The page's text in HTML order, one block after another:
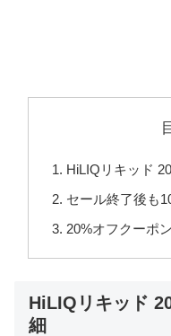
HiLIQリキッド
セール終了後も
20%オフクーポ
HiLIQリキッド
細